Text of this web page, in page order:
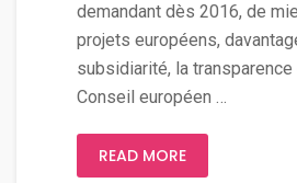
demandant dès 2016, de
projets européens,
subsidiarité, la
Conseil européen …
READ MORE